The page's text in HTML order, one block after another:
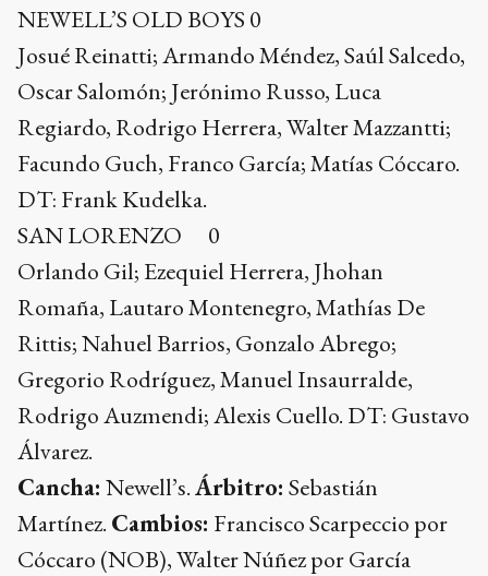
NEWELL’S OLD BOYS 0
Josué Reinatti; Armando Méndez, Saúl Salcedo,
Oscar Salomón; Jerónimo Russo, Luca
Regiardo, Rodrigo Herrera, Walter Mazzantti;
Facundo Guch, Franco García; Matías Cóccaro.
DT: Frank Kudelka.
SAN LORENZO 0
Orlando Gil; Ezequiel Herrera, Jhohan
Romaña, Lautaro Montenegro, Mathías De
Rittis; Nahuel Barrios, Gonzalo Abrego;
Gregorio Rodríguez, Manuel Insaurralde,
Rodrigo Auzmendi; Alexis Cuello. DT: Gustavo
Álvarez.
Cancha: Newell’s.Árbitro: Sebastián
Martínez. Cambios: Francisco Scarpeccio por
Cóccaro (NOB), Walter Núñez por García